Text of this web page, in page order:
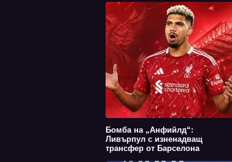
Бомба на „Анфийлд“:
Ливърпул с изненадващ
трансфер от Барселона